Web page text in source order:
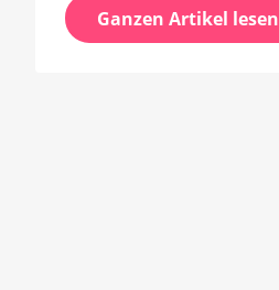
Ganzen Artikel lesen